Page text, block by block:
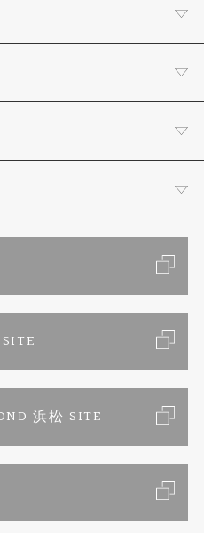
浜松 SITE